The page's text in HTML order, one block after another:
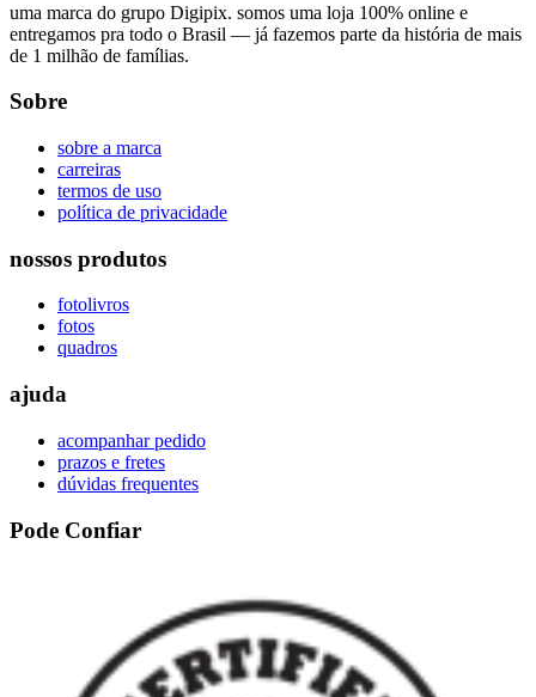
uma marca do grupo Digipix. somos uma loja 100% online e
entregamos pra todo o Brasil — já fazemos parte da história de mais
de 1 milhão de famílias.
Sobre
sobre a marca
carreiras
termos de uso
política de privacidade
nossos produtos
fotolivros
fotos
quadros
ajuda
acompanhar pedido
prazos e fretes
dúvidas frequentes
Pode Confiar